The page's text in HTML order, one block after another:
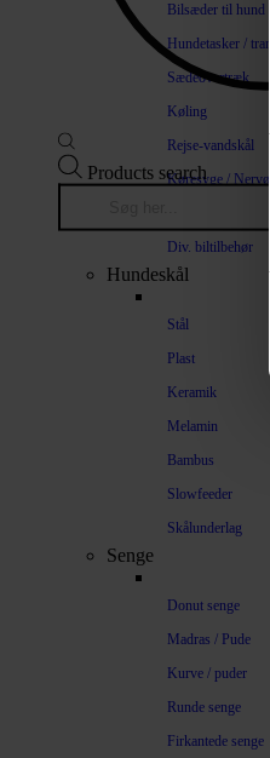
Bilsæder til hund
Hundetasker /
Sædeovertræk
Køling
Rejse-vandskål
Køresyge /
Div. biltilbehør
Hundeskål
Stål
Plast
Keramik
Melamin
Bambus
Slowfeeder
Skålunderlag
Senge
Donut senge
Madras / Pude
Kurve / puder
Runde senge
Firkantede senge
Products search